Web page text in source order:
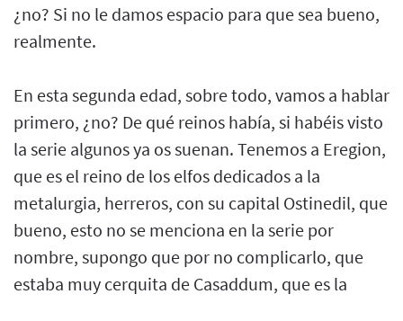
¿no? Si no le damos espacio para que sea bueno,
realmente.
En esta segunda edad, sobre todo, vamos a hablar
primero, ¿no? De qué reinos había, si habéis visto
la serie algunos ya os suenan. Tenemos a Eregion,
que es el reino de los elfos dedicados a la
metalurgia, herreros, con su capital Ostinedil, que
bueno, esto no se menciona en la serie por
nombre, supongo que por no complicarlo, que
estaba muy cerquita de Casaddum, que es la